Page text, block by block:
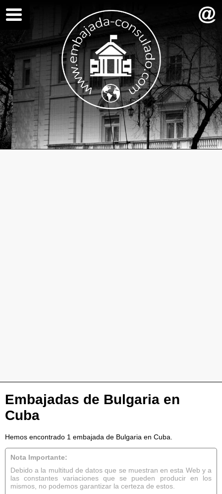
Embajadas de Bulgaria en
Cuba
Hemos encontrado 1 embajada de Bulgaria en Cuba.
Nota Importante:
Debido a la multitud de datos que se muestran en esta Web y a
las constantes variaciones que se pueden producir en los
mismos, no podemos garantizar la certeza de estos.